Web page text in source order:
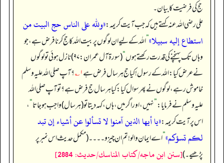
حج کی فرضیت کا بیان۔
علی رضی اللہ عنہ کہتے ہیں کہ جب آیت کریمہ:«ولله على الناس حج البيت من
استطاع إليه سبيلا»”اللہ کے لیے ان لوگوں پر بیت اللہ کا حج کرنا فرض ہے، جو
وہاں تک پہنچنے کی قدرت رکھتے ہوں“
(سورۃ آل عمران: ۹۷) نازل ہوئی تو لوگوں
نے عرض کیا: اللہ کے رسول! کیا حج ہر سال فرض ہے۱؎ ؟ آپ صلی اللہ علیہ وسلم
خاموش رہے، لوگوں نے پھر سوال کیا: کیا ہر سال حج فرض ہے؟ تو آپ صلی اللہ
علیہ وسلم نے فرمایا:”نہیں، اور اگر میں، ہاں، کہہ دیتا تو (ہر سال) واجب ہو جاتا“،
اس پر آیت کریمہ:«يا أيها الذين آمنوا لا تسألوا عن أشياء إن تبد
لكم تسؤكم»”اے ایمان والو! تم ان چیزو۔۔۔۔ (مکمل حدیث اس نمبر پر
پڑھیے۔)[سنن ابن ماجه/كتاب المناسك/حدیث: 2884]